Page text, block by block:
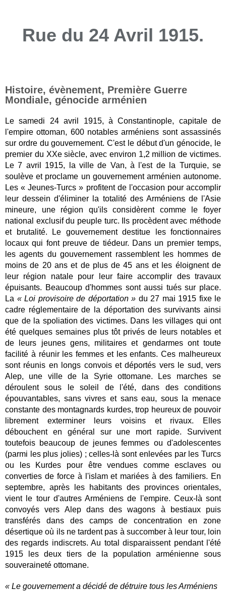
Rue du 24 Avril 1915.
Histoire, évènement, Première Guerre
Mondiale, génocide arménien
Le samedi 24 avril 1915, à Constantinople, capitale de
l'empire ottoman, 600 notables arméniens sont assassinés
sur ordre du gouvernement. C'est le début d'un génocide, le
premier du XXe siècle, avec environ 1,2 million de victimes.
Le 7 avril 1915, la ville de Van, à l'est de la Turquie, se
soulève et proclame un gouvernement arménien autonome.
Les « Jeunes-Turcs » profitent de l'occasion pour accomplir
leur dessein d'éliminer la totalité des Arméniens de l'Asie
mineure, une région qu'ils considèrent comme le foyer
national exclusif du peuple turc. Ils procèdent avec méthode
et brutalité. Le gouvernement destitue les fonctionnaires
locaux qui font preuve de tiédeur. Dans un premier temps,
les agents du gouvernement rassemblent les hommes de
moins de 20 ans et de plus de 45 ans et les éloignent de
leur région natale pour leur faire accomplir des travaux
épuisants. Beaucoup d'hommes sont aussi tués sur place.
La « Loi provisoire de déportation » du 27 mai 1915 fixe le
cadre réglementaire de la déportation des survivants ainsi
que de la spoliation des victimes. Dans les villages qui ont
été quelques semaines plus tôt privés de leurs notables et
de leurs jeunes gens, militaires et gendarmes ont toute
facilité à réunir les femmes et les enfants. Ces malheureux
sont réunis en longs convois et déportés vers le sud, vers
Alep, une ville de la Syrie ottomane. Les marches se
déroulent sous le soleil de l'été, dans des conditions
épouvantables, sans vivres et sans eau, sous la menace
constante des montagnards kurdes, trop heureux de pouvoir
librement exterminer leurs voisins et rivaux. Elles
débouchent en général sur une mort rapide. Survivent
toutefois beaucoup de jeunes femmes ou d'adolescentes
(parmi les plus jolies) ; celles-là sont enlevées par les Turcs
ou les Kurdes pour être vendues comme esclaves ou
converties de force à l'islam et mariées à des familiers. En
septembre, après les habitants des provinces orientales,
vient le tour d'autres Arméniens de l'empire. Ceux-là sont
convoyés vers Alep dans des wagons à bestiaux puis
transférés dans des camps de concentration en zone
désertique où ils ne tardent pas à succomber à leur tour, loin
des regards indiscrets. Au total disparaissent pendant l'été
1915 les deux tiers de la population arménienne sous
souveraineté ottomane.
« Le gouvernement a décidé de détruire tous les Arméniens